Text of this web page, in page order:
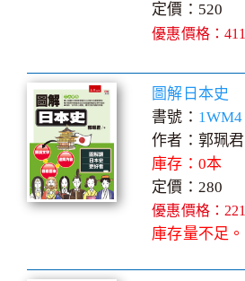
定價：520
優惠價格：411
圖解日本史
書號： 1WM4
作者：郭珮君
庫存：0本
定價：280
優惠價格：221
庫存量不足。